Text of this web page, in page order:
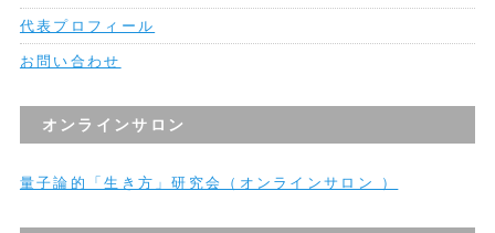
代表プロフィール
お問い合わせ
オンラインサロン
量子論的「生き方」研究会（オンラインサロン ）